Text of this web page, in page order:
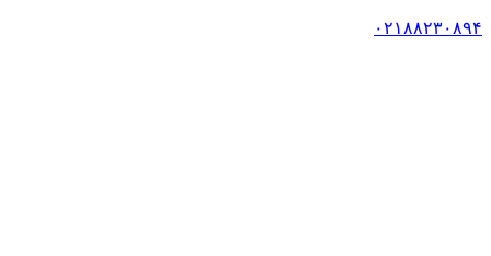
۰۲۱۸۸۲۳۰۸۹۴